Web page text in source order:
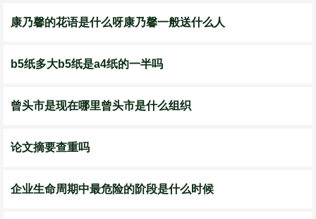
​康乃馨的花语是什么呀康乃馨一般送什么人
b5纸多大b5纸是a4纸的一半吗
​曾头市是现在哪里曾头市是什么组织
论文摘要查重吗
企业生命周期中最危险的阶段是什么时候